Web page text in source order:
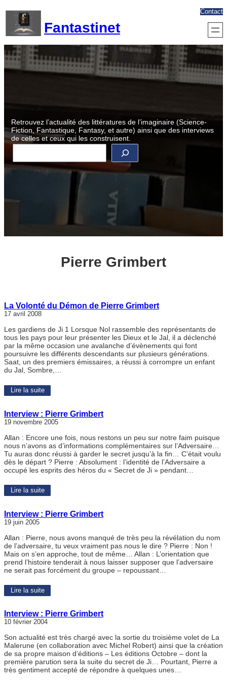
contenu
Fantastinet
Contact
Retrouvez l’actualité des littératures de l’imaginaire (Science-
Fiction, Fantastique, Fantasy, et autre) ainsi que des interviews
de celles et ceux qui les construisent.
R
c
h
Pierre Grimbert
La Volonté du Démon de Pierre Grimbert
17 avril 2008
Les gardiens de Ji 1 Lorsque Nol rassemble des représentants de
tous les pays pour leur présenter les Dieux et le Jal, il a déclenché
par la même occasion une avalanche d’évènements qui font
poursuivre les différents descendants sur plusieurs générations.
Saat, un des premiers émissaires, a réussi à corrompre un enfant
du Jal, Sombre,…
Lire la suite
Interview : Pierre Grimbert
19 novembre 2005
Allan : Encore une fois, nous restons un peu sur notre faim puisque
nous n’avons as d’informations complémentaires sur l’Adversaire…
Tu auras donc réussi à garder le secret jusqu’à la fin… C’était voulu
dès le départ ? Pierre : Absolument : l’identité de l’Adversaire a
occupé les esprits des héros du « Secret de Ji » pendant…
Lire la suite
Interview : Pierre Grimbert
19 juin 2005
Allan : Pierre, nous avons manqué de très peu la révélation du nom
de l’adversaire, tu veux vraiment pas nous le dire ? Pierre : Non !
Mais on s’en approche, tout de même… Allan : L’orientation que
prend l’histoire tenderait à nous laisser supposer que l’adversaire
ne serait pas forcément du groupe – repoussant…
Lire la suite
Interview : Pierre Grimbert
10 février 2004
Son actualité est très chargé avec la sortie du troisième volet de La
Malerune (en collaboration avec Michel Robert) ainsi que la création
de sa propre maison d’éditions – Les éditions Octobre – dont la
première parution sera la suite du secret de Ji… Pourtant, Pierre a
très gentiment accepté de répondre à quelques unes…